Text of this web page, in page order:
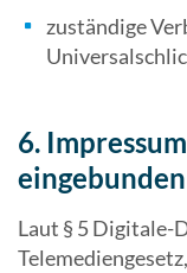
zuständige
6.
Laut § 5 Digitale-